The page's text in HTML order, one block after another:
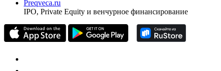
Preqveca.ru
IPO, Private Equity и венчурное финансирование